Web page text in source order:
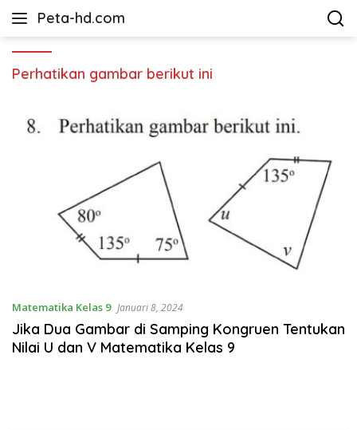
Peta-hd.com
Kumpulan
HD
Perhatikan gambar berikut ini
Matematika Kelas 9 Januari 8, 2024
Jika Dua Gambar di Samping Kongruen Tentukan
Nilai U dan V Matematika Kelas 9